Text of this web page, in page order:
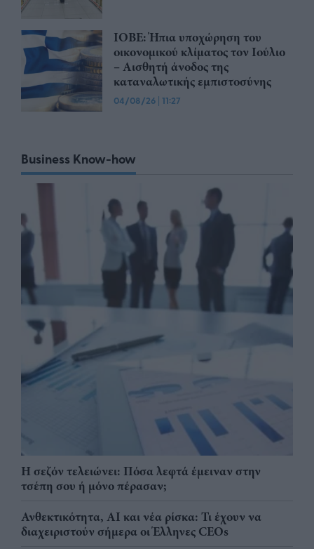
ΙΟΒΕ: Ήπια υποχώρηση του
οικονομικού κλίματος τον Ιούλιο
– Αισθητή άνοδος της
καταναλωτικής εμπιστοσύνης
04/08/26 | 11:27
Business Know-how
Η σεζόν τελειώνει: Πόσα λεφτά έμειναν στην
τσέπη σου ή μόνο πέρασαν;
Ανθεκτικότητα, AI και νέα ρίσκα: Τι έχουν να
διαχειριστούν σήμερα οι Έλληνες CEOs